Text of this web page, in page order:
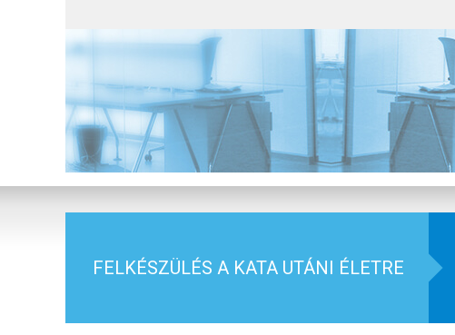
FELKÉSZÜLÉS A KATA UTÁNI ÉLETRE